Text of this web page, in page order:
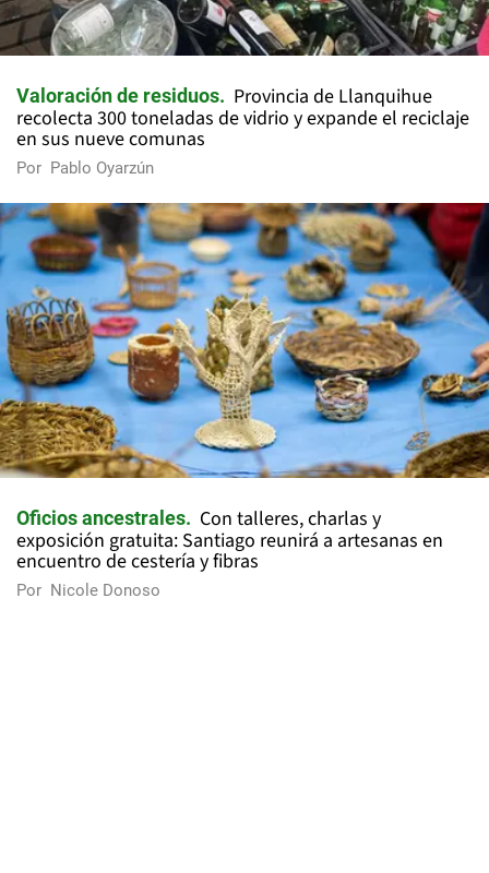
Valoración de residuos
Provincia de Llanquihue
recolecta 300 toneladas de vidrio y expande el reciclaje
en sus nueve comunas
Por Pablo Oyarzún
Oficios ancestrales
Con talleres, charlas y
exposición gratuita: Santiago reunirá a artesanas en
encuentro de cestería y fibras
Por Nicole Donoso